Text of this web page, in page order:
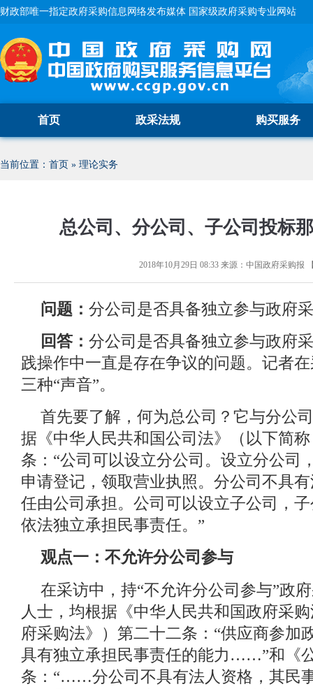
财政部唯一指定政府采购信息网络发布媒体 国家级政府采购专业网站
首页 政采法规 购买服务
当前位置： 首页 » 理论实务
总公司、分公司、子公司投标
2018年10月29日 08:33来源： 中国政府采购报
问题： 分公司是否具备独立参与政府
回答： 分公司是否具备独立参与政府
践操作中一直是存在争议的问题。记者
三种“声音”。
首先要了解，何为总公司？它与分公
据《中华人民共和国公司法》（以下简
条：“公司可以设立分公司。设立分公司
申请登记，领取营业执照。分公司不具
任由公司承担。公司可以设立子公司，
依法独立承担民事责任。”
观点一：不允许分公司参与
在采访中，持“不允许分公司参与”政
人士，均根据《中华人民共和国政府采
府采购法》）第二十二条：“供应商参加
具有独立承担民事责任的能力……”和《
条：“……分公司不具有法人资格，其民